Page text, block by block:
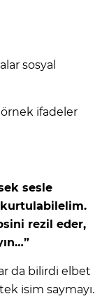
sosyal
örnek ifadeler
sesle
rezil eder,
da bilirdi elbet
isim saymayı.